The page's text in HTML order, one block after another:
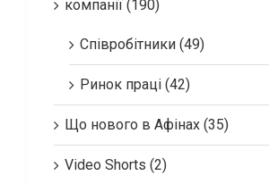
компанії (190)
Співробітники (49)
Ринок праці (42)
Що нового в Афінах (35)
Video Shorts (2)